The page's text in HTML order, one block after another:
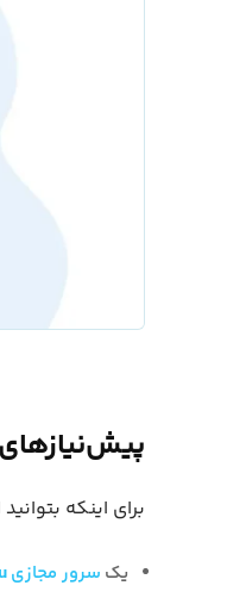
برای اینکه
یک سرور مجازی